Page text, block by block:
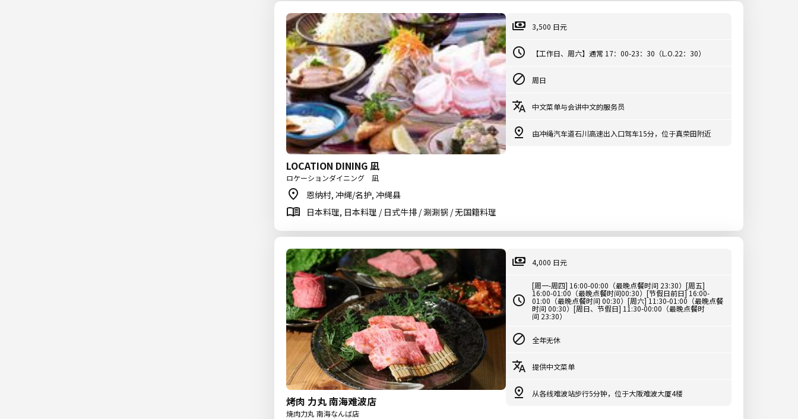
LOCATION DINING 凪
ロケーションダイニング 凪
恩纳村, 冲绳/名护, 冲绳县
日本料理, 日本料理 / 日式牛排 / 涮涮锅 / 无国籍料理
3,500 日元
【工作日、周六】通常 17：00-23：30（L.O.22：30）
周日
中文菜单与会讲中文的服务员
由冲绳汽车道石川高速出入口驾车15分，位于真荣田附近
烤肉 力丸 南海难波店
焼肉力丸 南海なんば店
4,000 日元
[周一-周四] 16:00-00:00（最晚点餐时间 23:30）[周五]
16:00-01:00（最晚点餐时间00:30）[节假日前日] 16:00-
01:00（最晚点餐时间 00:30）[周六] 11:30-01:00（最晚点餐
时间 00:30）[周日、节假日] 11:30-00:00（最晚点餐时
间 23:30）
全年无休
提供中文菜单
从各线难波站步行5分钟，位于大阪难波大厦4楼